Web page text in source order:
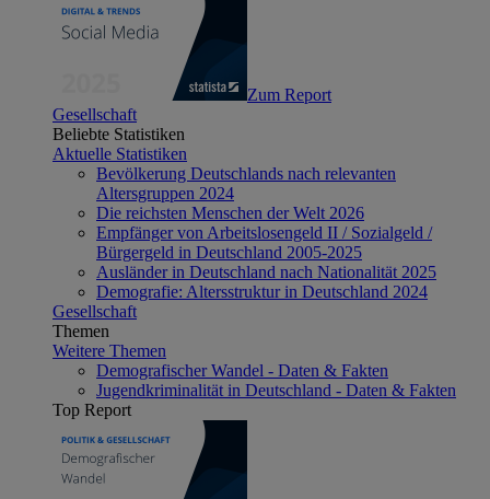
Zum Report
Gesellschaft
Beliebte Statistiken
Aktuelle Statistiken
Bevölkerung Deutschlands nach relevanten
Altersgruppen 2024
Die reichsten Menschen der Welt 2026
Empfänger von Arbeitslosengeld II / Sozialgeld /
Bürgergeld in Deutschland 2005-2025
Ausländer in Deutschland nach Nationalität 2025
Demografie: Altersstruktur in Deutschland 2024
Gesellschaft
Themen
Weitere Themen
Demografischer Wandel - Daten & Fakten
Jugendkriminalität in Deutschland - Daten & Fakten
Top Report